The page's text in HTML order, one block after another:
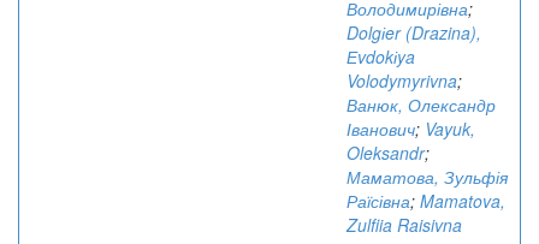
Володимирівна;
Dolgіer (Drazina),
Еvdokіya
Volodymyrivna;
Ванюк, Олександр
Іванович; Vayuk,
Oleksandr;
Маматова, Зульфія
Раїсівна; Mamatova,
Zulfiia Raisivna